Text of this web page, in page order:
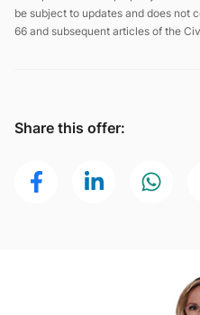
be subject to updates and does not
66 and subsequent articles of the
Share this offer: